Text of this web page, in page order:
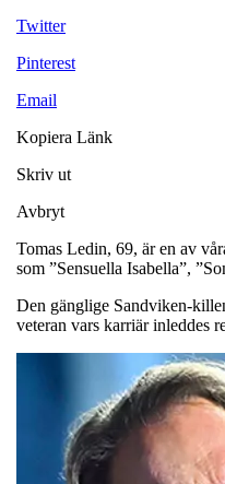
Twitter
Pinterest
Email
Kopiera Länk
Skriv ut
Avbryt
Tomas Ledin, 69, är en av
som ”Sensuella Isabella”,
Den gänglige Sandviken-
veteran vars karriär inleddes